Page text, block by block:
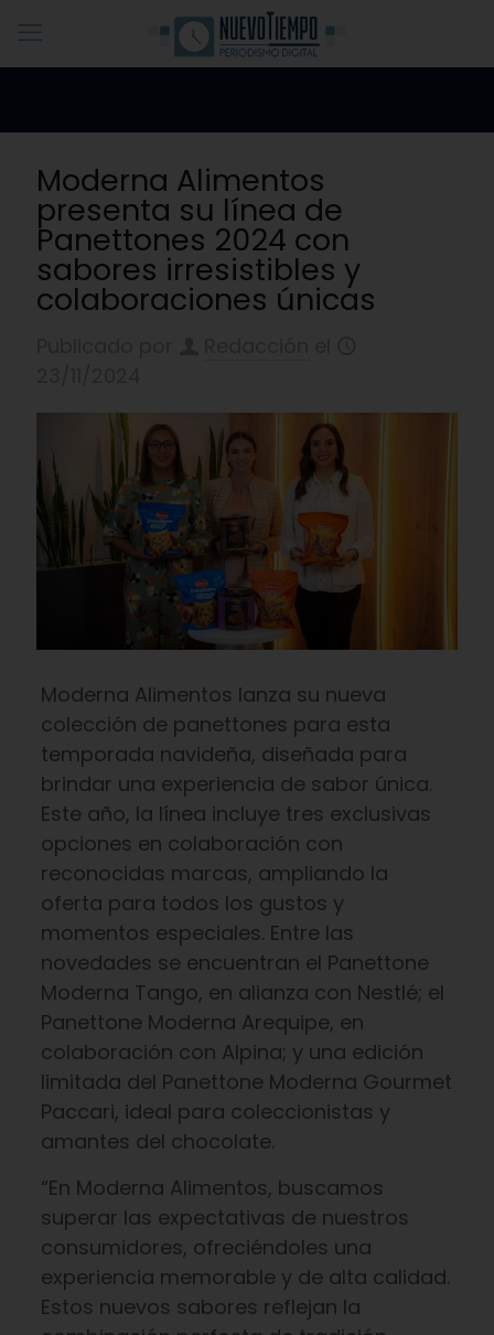
Moderna Alimentos
presenta su línea de
Panettones 2024 con
sabores irresistibles y
colaboraciones únicas
Moderna Alimentos lanza su nueva
colección de panettones para esta
temporada navideña, diseñada para
brindar una experiencia de sabor única.
Este año, la línea incluye tres exclusivas
opciones en colaboración con
reconocidas marcas, ampliando la
oferta para todos los gustos y
momentos especiales. Entre las
novedades se encuentran el Panettone
Moderna Tango, en alianza con Nestlé; el
Panettone Moderna Arequipe, en
colaboración con Alpina; y una edición
limitada del Panettone Moderna Gourmet
Paccari, ideal para coleccionistas y
amantes del chocolate.
“En Moderna Alimentos, buscamos
superar las expectativas de nuestros
consumidores, ofreciéndoles una
experiencia memorable y de alta calidad.
Estos nuevos sabores reflejan la